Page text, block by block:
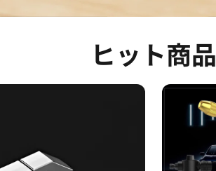
ヒット商品